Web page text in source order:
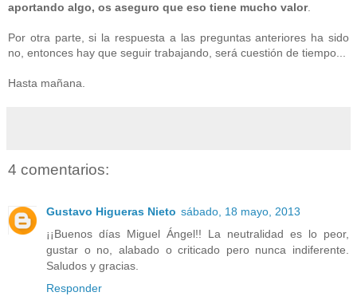
aportando algo, os aseguro que eso tiene mucho valor.
Por otra parte, si la respuesta a las preguntas anteriores ha sido
no, entonces hay que seguir trabajando, será cuestión de tiempo...
Hasta mañana.
4 comentarios:
Gustavo Higueras Nieto sábado, 18 mayo, 2013
¡¡Buenos días Miguel Ángel!! La neutralidad es lo peor,
gustar o no, alabado o criticado pero nunca indiferente.
Saludos y gracias.
Responder